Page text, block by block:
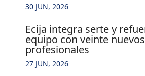
30 JUN, 2026
ecija integra serte y refuerza su
equipo con veinte nuevos
profesionales
27 JUN, 2026